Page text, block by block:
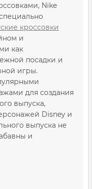
Nike
кроссовки
и
как
посадки и
игры.
для создания
выпуска,
Disney и
выпуска не
и